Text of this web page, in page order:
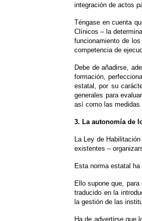
integración de actos
Téngase en cuenta
Clínicos – la
funcionamiento de
competencia de
Debe de añadirse,
formación,
estatal, por su
generales para
así como las medidas
3. La autonomía de
La Ley de
existentes –
Esta norma estatal
Ello supone que,
traducido en la
la gestión de las
Ha de advertirse que